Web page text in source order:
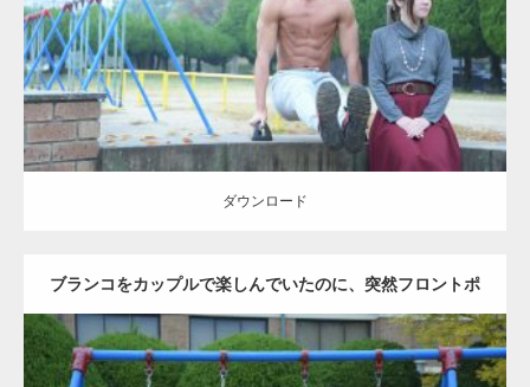
ダウンロード
ダウンロード
ブランコをカップルで楽しんでいたのに、突然フロントポ
ーズをするマッチョ